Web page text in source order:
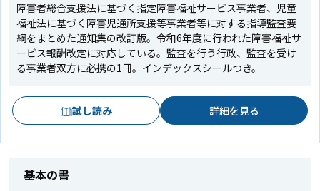
障害者総合支援法に基づく指定障害福祉サービス事業者、児童
福祉法に基づく障害児通所支援等事業者等に対する指導監査要
綱をまとめた通知集の改訂版。令和6年度に行われた障害福祉サ
ービス報酬改定に対応している。監査を行う行政、監査を受け
る事業者双方に必携の1冊。インデックスシールつき。
試し読み 詳細を見る
基本の書